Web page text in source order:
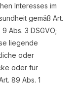
Interesses im
gemäß Art.
Abs. 3 DSGVO;
liegende
oder
oder für
89 Abs. 1